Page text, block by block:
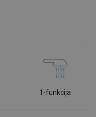
1-funkcija